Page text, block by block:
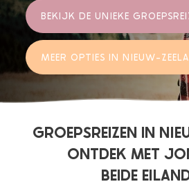
BEKIJK DE UNIEKE
MEER OPTIES IN NIEUW-
GROEPSREIZEN IN
ONTDEK MET
BEIDE